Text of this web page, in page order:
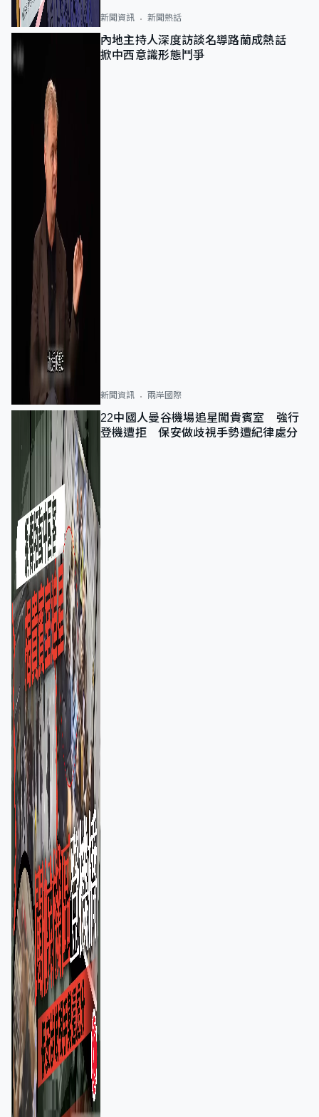
新聞資訊 新聞熱話
內地主持人深度訪談名導路蘭成熱話
掀中西意識形態鬥爭
新聞資訊 兩岸國際
22中國人曼谷機場追星闖貴賓室 強行
登機遭拒 保安做歧視手勢遭紀律處分